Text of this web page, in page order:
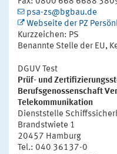
psa-zs@bgbau.de
Webseite der PZ
Kurzzeichen: PS
Benannte Stelle der EU,
DGUV Test
Prüf- und
Berufsgenossenschaft
Telekommunikation
Dienststelle
Brandstwiete 1
20457 Hamburg
Tel.: 040 36137-0